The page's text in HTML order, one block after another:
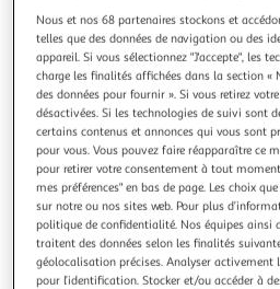
HOMEA
Brosse de toilettage en
naturel
Informations Techniques :
Matière : Bambou Spécificités : Pratique & Efficace Brosse
de Toilettage Double Face Pour
les Animaux à Poils Longs
En savoir +
Vendu parParis Prix
Nous et nos 68 partenaires stockons et
telles que des données de navigation ou des
appareil. Si vous sélectionnez "J'accepte", les
charge les finalités affichées dans la section
des données pour fournir ». Si vous retirez
désactivées. Si les technologies de suivi sont
certains contenus et annonces qui vous sont
pour vous. Vous pouvez faire réapparaître ce
pour retirer votre consentement à tout
mes préférences" en bas de page. Les choix
sur notre ou nos sites web. Pour plus
politique de confidentialité. Nos équipes ainsi
traitent des données selon les finalités
géolocalisation précises. Analyser activement
pour l’identification. Stocker et/ou accéder à